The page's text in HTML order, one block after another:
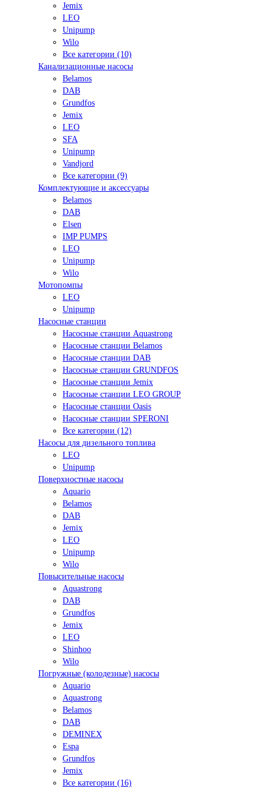
Jemix
LEO
Unipump
Wilo
Все категории (10)
Канализационные насосы
Belamos
DAB
Grundfos
Jemix
LEO
SFA
Unipump
Vandjord
Все категории (9)
Комплектующие и аксессуары
Belamos
DAB
Elsen
IMP PUMPS
LEO
Unipump
Wilo
Мотопомпы
LEO
Unipump
Насосные станции
Насосные станции Aquastrong
Насосные станции Belamos
Насосные станции DAB
Насосные станции GRUNDFOS
Насосные станции Jemix
Насосные станции LEO GROUP
Насосные станции Oasis
Насосные станции SPERONI
Все категории (12)
Насосы для дизельного топлива
LEO
Unipump
Поверхностные насосы
Aquario
Belamos
DAB
Jemix
LEO
Unipump
Wilo
Повысительные насосы
Aquastrong
DAB
Grundfos
Jemix
LEO
Shinhoo
Wilo
Погружные (колодезные) насосы
Aquario
Aquastrong
Belamos
DAB
DEMINEX
Espa
Grundfos
Jemix
Все категории (16)